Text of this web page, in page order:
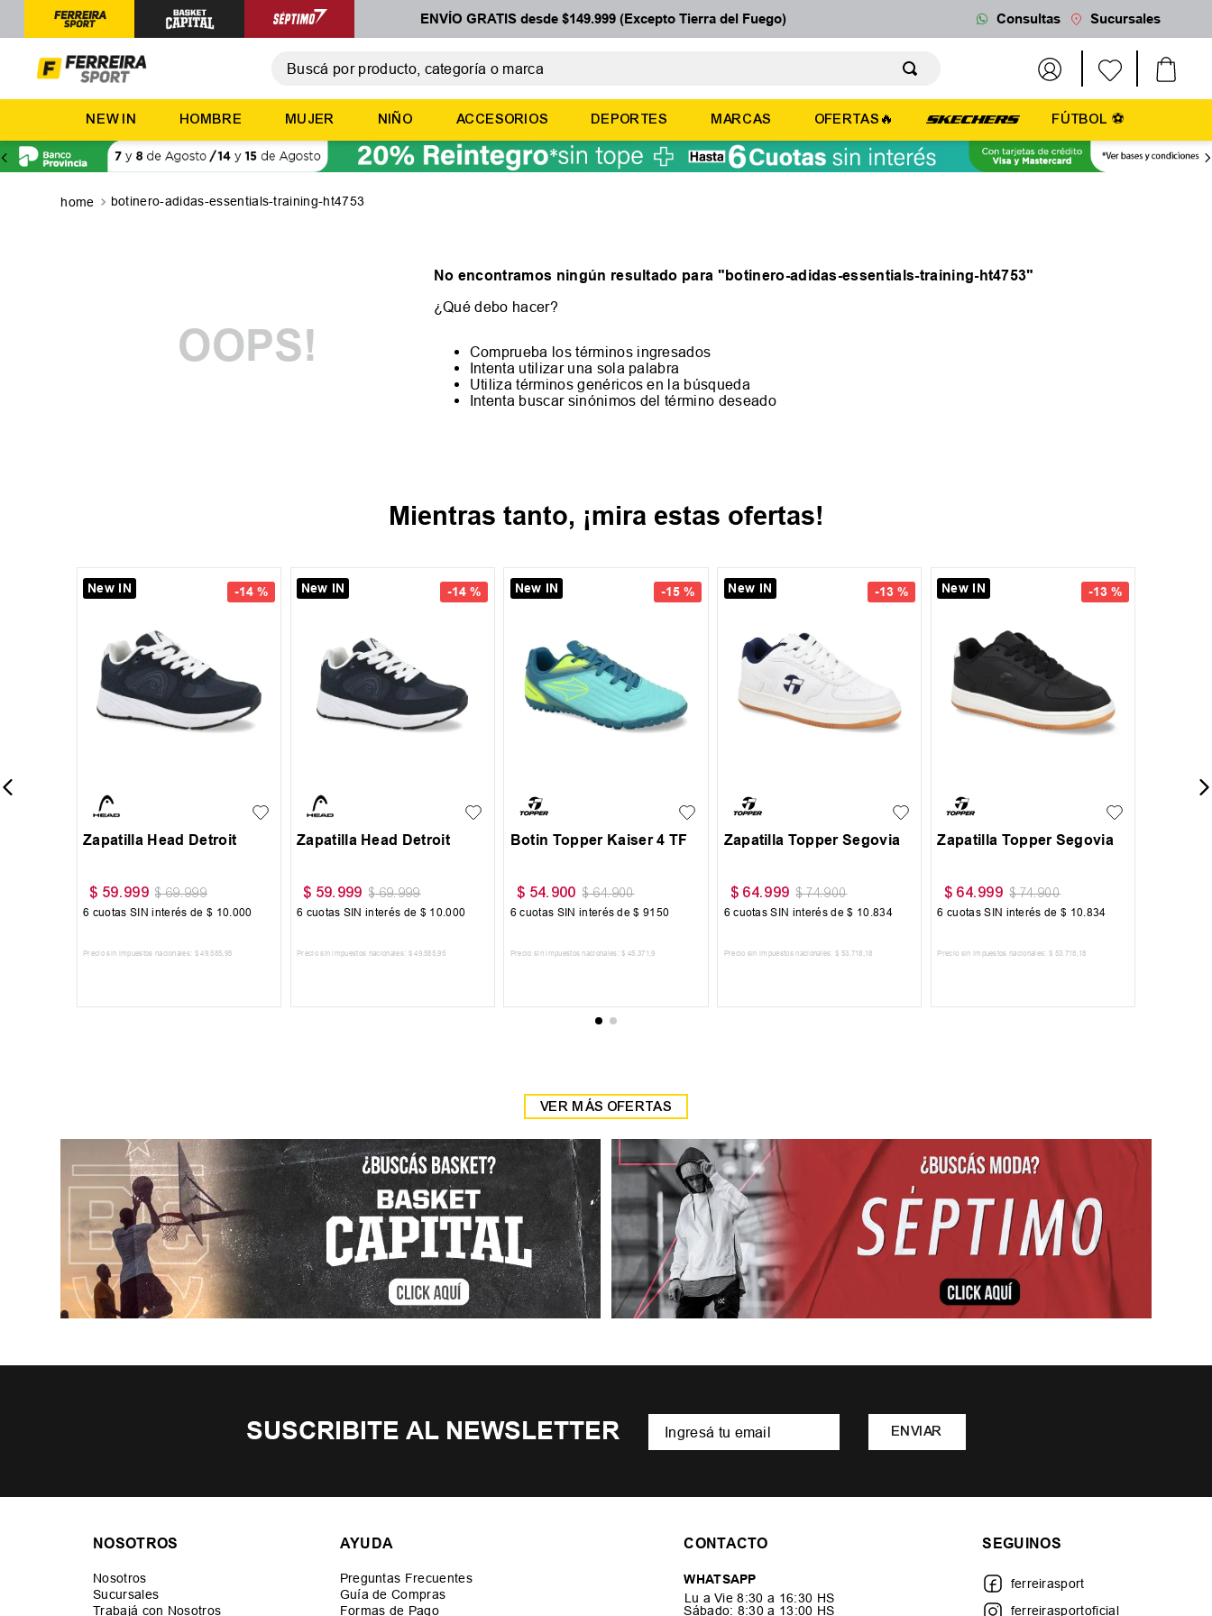
ENVÍO GRATIS desde $149.999 (Excepto Tierra del Fuego) Consultas Sucursales
NEW IN HOMBRE MUJER NIÑO ACCESORIOS DEPORTES MARCAS OFERTAS🔥 FÚTBOL ⚽
botinero-adidas-essentials-training-ht4753
OOPS!
No encontramos ningún resultado para "botinero-adidas-essentials-training-ht4753"
¿Qué debo hacer?
Comprueba los términos ingresados
Intenta utilizar una sola palabra
Utiliza términos genéricos en la búsqueda
Intenta buscar sinónimos del término deseado
Mientras tanto, ¡mira estas ofertas!
-14 %
New IN
44
Zapatilla Head Detroit
$ 59.999 $ 69.999
6 cuotas SIN interés de $ 10.000
Precio sin impuestos nacionales: $ 49 .585 95
-14 %
New IN
Zapatilla Head Detroit
$ 59. 999 $ 69.999
6 cuotas SIN interés de $ 10.000
Precio sin impuestos nacionales: $ 49.585 ,95
-15 %
New IN
Botin Topper Kaiser 4 TF
$ 54. 900 $ 64.900
6 cuotas SIN interés de$ 9150
Precio sin impuestos nacionales: $ 45 371 ,9
-13 %
New IN
39
Zapatilla Topper Segovia
$ 64.999 $ 74.900
6 cuotas SIN interés de$ 10 .834
Precio sin impuestos nacionales: $ 53 718 18
-13 %
New IN
40
Zapatilla Topper Segovia
$ 64.999 $ 74.900
6 cuotas SIN interés de$ 10.834
Precio sin impuestos nacionales: $ 53 718 18
40
VER MÁS OFERTAS
SUSCRIBITE AL NEWSLETTER ENVIAR
NOSOTROS
Nosotros
Sucursales
Trabajá con Nosotros
AYUDA
Preguntas Frecuentes
Guía de Compras
Formas de Pago
CONTACTO
WHATSAPP
Lu a Vie 8:30 a 16:30 HS
Sábado: 8:30 a 13:00 HS
SEGUINOS
ferreirasport
ferreirasportoficial
TÉRMINOS MÁS BUSCADOS
2.
zapatillas